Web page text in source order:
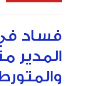
فساد
المدير